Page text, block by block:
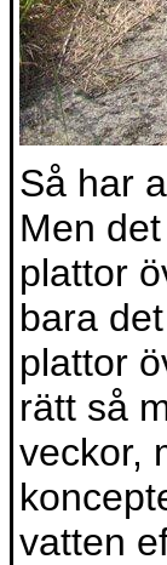
Så har
Men
plattor
bara
plattor
rätt så
veckor,
vatten